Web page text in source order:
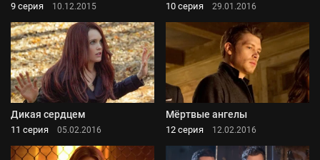
9 серия 10.12.2015 10 серия 29.01.2016
Дикая сердцем
11 серия 05.02.2016
Мёртвые ангелы
12 серия 12.02.2016